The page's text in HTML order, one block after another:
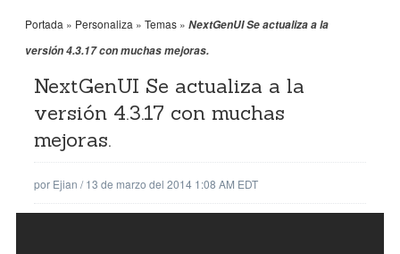
Portada » Personaliza » Temas » NextGenUI Se actualiza a la
versión 4.3.17 con muchas mejoras.
NextGenUI Se actualiza a la
versión 4.3.17 con muchas
mejoras.
por Ejian /13 de marzo del 2014 1:08 AM EDT